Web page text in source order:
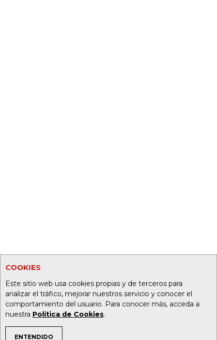
COOKIES
Este sitio web usa cookies propias y de terceros para
analizar el tráfico, mejorar nuestros servicio y conocer el
comportamiento del usuario. Para conocer más, acceda a
nuestra Política de Cookies.
ENTENDIDO